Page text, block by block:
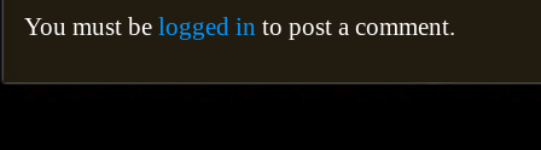
You must be logged in to post a comment.